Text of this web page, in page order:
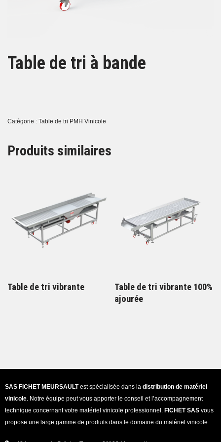
Table de tri à bande
Catégorie : Table de tri PMH Vinicole
Produits similaires
Table de tri vibrante
Table de tri vibrante 100%
ajourée
SAS FICHET MEURSAULTest spécialisée dans la distribution de matériel
vinicole . Notre équipe peut vous apporter le conseil et l’accompagnement
technique concernant votre matériel vinicole professionnel. FICHET SAS vous
propose une large gamme de produits dans le domaine du matériel vinicole.